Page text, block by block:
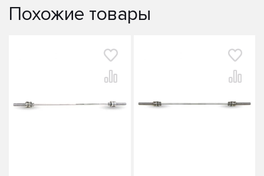
Похожие товары